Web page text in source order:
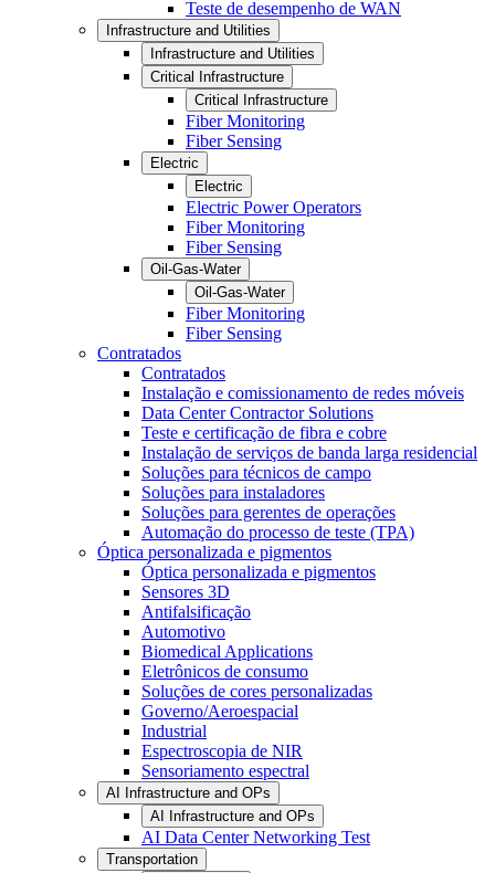
Teste de desempenho de WAN
Infrastructure and Utilities
Infrastructure and Utilities
Critical Infrastructure
Critical Infrastructure
Fiber Monitoring
Fiber Sensing
Electric
Electric
Electric Power Operators
Fiber Monitoring
Fiber Sensing
Oil-Gas-Water
Oil-Gas-Water
Fiber Monitoring
Fiber Sensing
Contratados
Contratados
Instalação e comissionamento de redes móveis
Data Center Contractor Solutions
Teste e certificação de fibra e cobre
Instalação de serviços de banda larga residencial
Soluções para técnicos de campo
Soluções para instaladores
Soluções para gerentes de operações
Automação do processo de teste (TPA)
Óptica personalizada e pigmentos
Óptica personalizada e pigmentos
Sensores 3D
Antifalsificação
Automotivo
Biomedical Applications
Eletrônicos de consumo
Soluções de cores personalizadas
Governo/Aeroespacial
Industrial
Espectroscopia de NIR
Sensoriamento espectral
AI Infrastructure and OPs
AI Infrastructure and OPs
AI Data Center Networking Test
Transportation